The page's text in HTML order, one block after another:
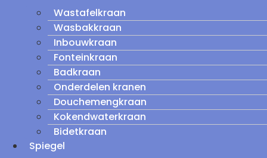
Wastafelkraan
Wasbakkraan
Inbouwkraan
Fonteinkraan
Badkraan
Onderdelen kranen
Douchemengkraan
Kokendwaterkraan
Bidetkraan
Spiegel